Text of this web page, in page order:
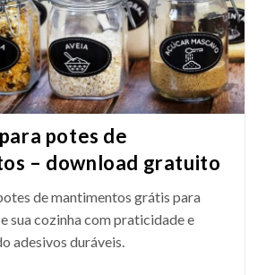
potes de
– download gratuito
de mantimentos grátis para
sua cozinha com praticidade e
adesivos duráveis.